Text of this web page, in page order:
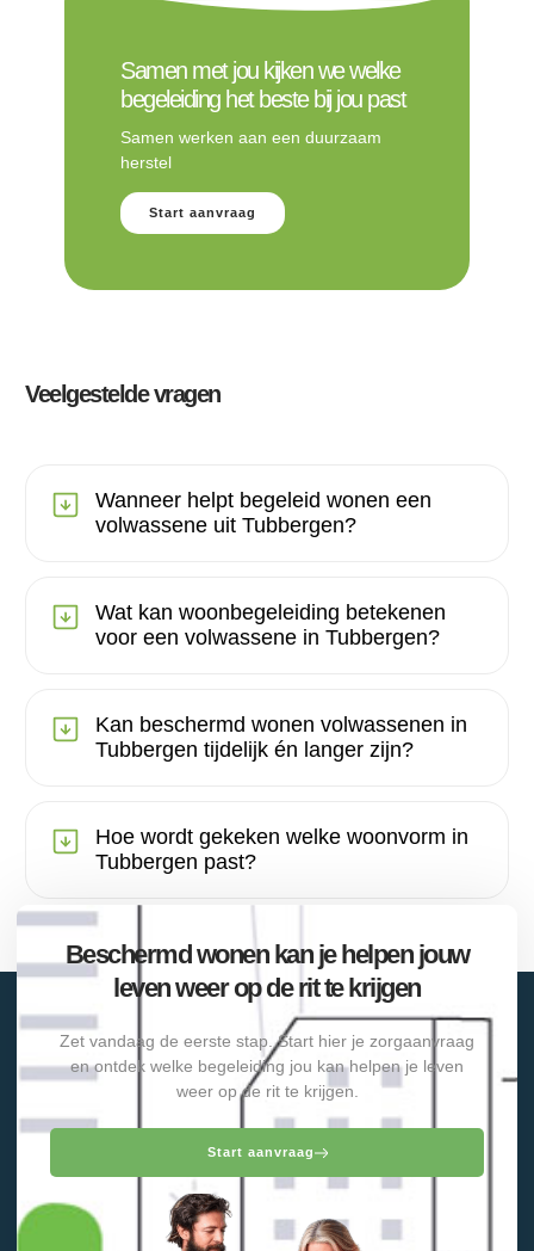
Samen met jou kijken we welke
begeleiding het beste bij jou past
Samen werken aan een duurzaam
herstel
Start aanvraag
Veelgestelde vragen
Wanneer helpt begeleid wonen een
volwassene uit Tubbergen?
Wat kan woonbegeleiding betekenen
voor een volwassene in Tubbergen?
Kan beschermd wonen volwassenen in
Tubbergen tijdelijk én langer zijn?
Hoe wordt gekeken welke woonvorm in
Tubbergen past?
Beschermd wonen kan je helpen jouw
leven weer op de rit te krijgen
Zet vandaag de eerste stap. Start hier je zorgaanvraag
en ontdek welke begeleiding jou kan helpen je leven
weer op de rit te krijgen.
Start aanvraag